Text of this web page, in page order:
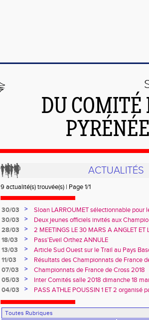
DU
ACTUALITÉS
9 actualité(s) trouvée(s) | Page 1/1
30/03 >
Sloan LARROUMET sélectionnable pour
jeunesse à Buenos Aire
30/03 >
Deux jeunes officiels invités aux
28/03
>
2 MEETINGS LE 30 MARS A ANGLET ET
DE LUZ
18/03 >
Pass'Eveil Orthez ANNULE
13/03
>
Article Sud Ouest sur le Trail au Pays
11/03
>
Résultats des Championnats de France
07/03
>
Championnats de France de Cross 2018
05/03
>
Inter Comités salle 2018 dimanche 18
04/03
>
PASS ATHLE POUSSIN 1 ET 2 organisé